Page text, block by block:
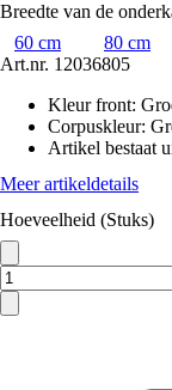
Breedte van de
60 cm
80 cm
Art.nr. 12036805
Kleur front:
Corpuskleur:
Artikel bestaat
Meer artikeldetails
Hoeveelheid (Stuks)